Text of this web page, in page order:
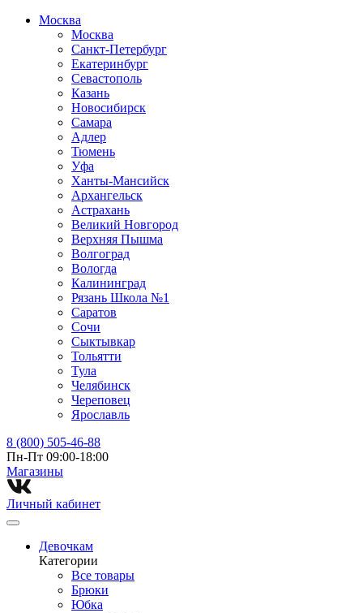
Москва
Москва
Санкт-Петербург
Екатеринбург
Севастополь
Казань
Новосибирск
Самара
Адлер
Тюмень
Уфа
Ханты-Мансийск
Архангельск
Астрахань
Великий Новгород
Верхняя Пышма
Волгоград
Вологда
Калининград
Рязань Школа №1
Саратов
Сочи
Сыктывкар
Тольятти
Тула
Челябинск
Череповец
Ярославль
8 (800) 505-46-88
Пн-Пт 09:00-18:00
Магазины⁠
Личный кабинет
Девочкам
Категории
Все товары
Брюки
Юбка